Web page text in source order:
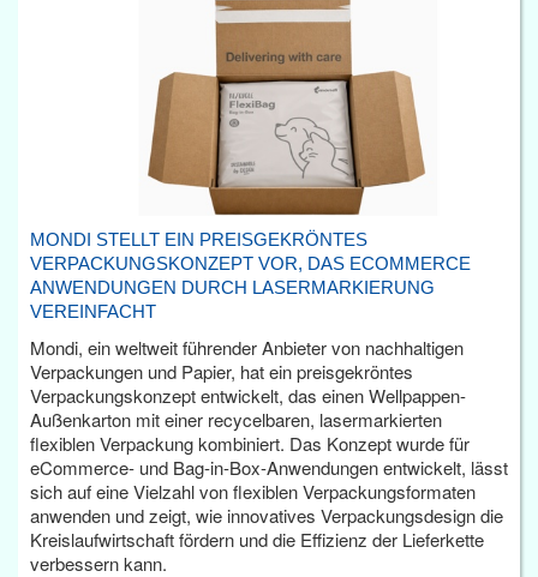
MONDI STELLT EIN PREISGEKRÖNTES
VERPACKUNGSKONZEPT VOR, DAS ECOMMERCE
ANWENDUNGEN DURCH LASERMARKIERUNG
VEREINFACHT
Mondi, ein weltweit führender Anbieter von nachhaltigen
Verpackungen und Papier, hat ein preisgekröntes
Verpackungskonzept entwickelt, das einen Wellpappen-
Außenkarton mit einer recycelbaren, lasermarkierten
flexiblen Verpackung kombiniert. Das Konzept wurde für
eCommerce- und Bag-in-Box-Anwendungen entwickelt, lässt
sich auf eine Vielzahl von flexiblen Verpackungsformaten
anwenden und zeigt, wie innovatives Verpackungsdesign die
Kreislaufwirtschaft fördern und die Effizienz der Lieferkette
verbessern kann.